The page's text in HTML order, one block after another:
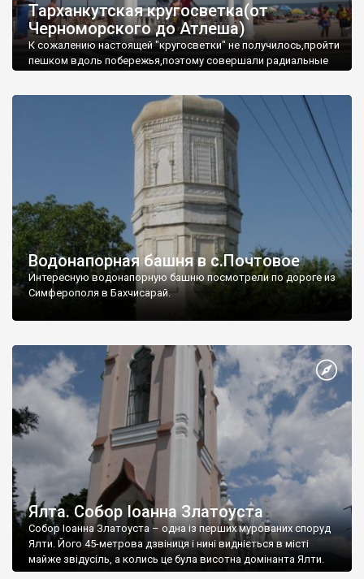
Тарханкутская кругосветка(от
Черноморского до Атлеша)
К сожалению настоящей "кругосветки" не получилось,пройти
пешком вдоль побережья,поэтому совершали радиальные
Водонапорная башня в с.Почтовое
Интересную водонапорную башню посмотрели по дороге из
Симферополя в Бахчисарай.
Ялта. Собор Іоанна Златоуста
Собор Іоанна Златоуста – одна із перших мурованих споруд
Ялти. Його 45-метрова дзвіниця і нині видніється в місті
майже звідусіль, а колись це була висотна домінанта Ялти.